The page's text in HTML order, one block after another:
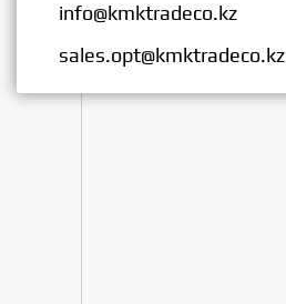
info@kmktradeco.kz
sales.opt@kmktradeco.kz